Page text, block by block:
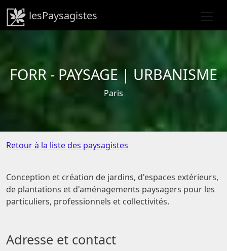
lesPaysagistes
FORR - PAYSAGE | URBANISME
Paris
Retour à la liste des paysagistes
Conception et création de jardins, d'espaces extérieurs,
de plantations et d'aménagements paysagers pour les
particuliers, professionnels et collectivités.
Adresse et contact